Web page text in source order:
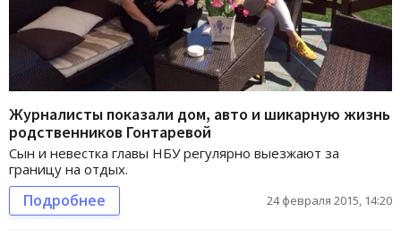
Журналисты показали дом, авто и шикарную жизнь
родственников Гонтаревой
Сын и невестка главы НБУ регулярно выезжают за
границу на отдых.
Подробнее 24 февраля 2015, 14:20